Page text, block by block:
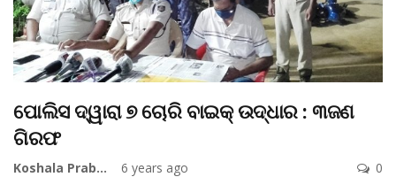
ପୋଲିସ ଦ୍ୱାରା ୭ ଚୋରି ବାଇକ୍‌ ଉଦ୍ଧାର : ୩ଜଣ
ଗିରଫ
Koshala Prabaha 6 years ago 0